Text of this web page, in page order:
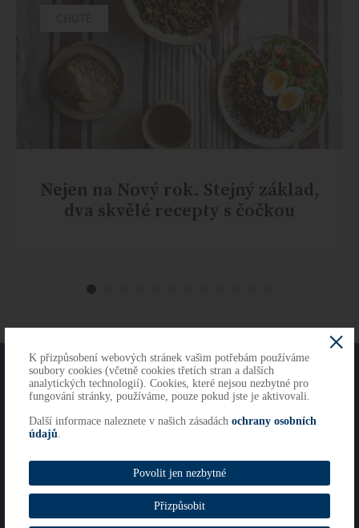
Nejen na Nový rok. Stejný základ,
dva skvělé recepty s čočkou
O NÁS KONTAKTY
Copyright 2026
Imprint
Whistleblowing
K přizpůsobení webových stránek vašim potřebám používáme
soubory cookies (včetně cookies třetích stran a dalších
analytických technologií). Cookies, které nejsou nezbytné pro
fungování stránky, používáme, pouze pokud jste je aktivovali.
Další informace naleznete v našich zásadách ochrany osobních
údajů.
Povolit jen nezbytné
Přizpůsobit